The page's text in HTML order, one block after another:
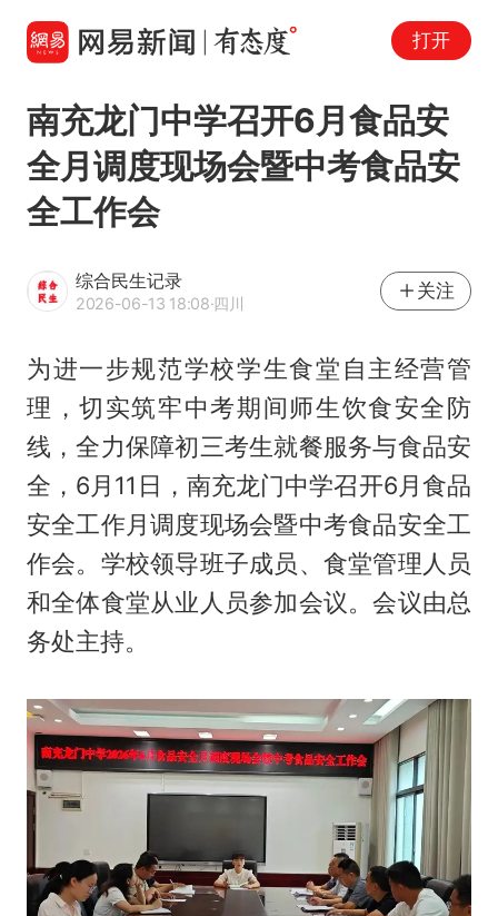
打开
南充龙门中学召开6月食品安
全月调度现场会暨中考食品安
全工作会
综合民生记录
2026-06-13 18:08·四川
关注
为进一步规范学校学生食堂自主经营管
理，切实筑牢中考期间师生饮食安全防
线，全力保障初三考生就餐服务与食品安
全，6月11日，南充龙门中学召开6月食品
安全工作月调度现场会暨中考食品安全工
作会。学校领导班子成员、食堂管理人员
和全体食堂从业人员参加会议。会议由总
务处主持。